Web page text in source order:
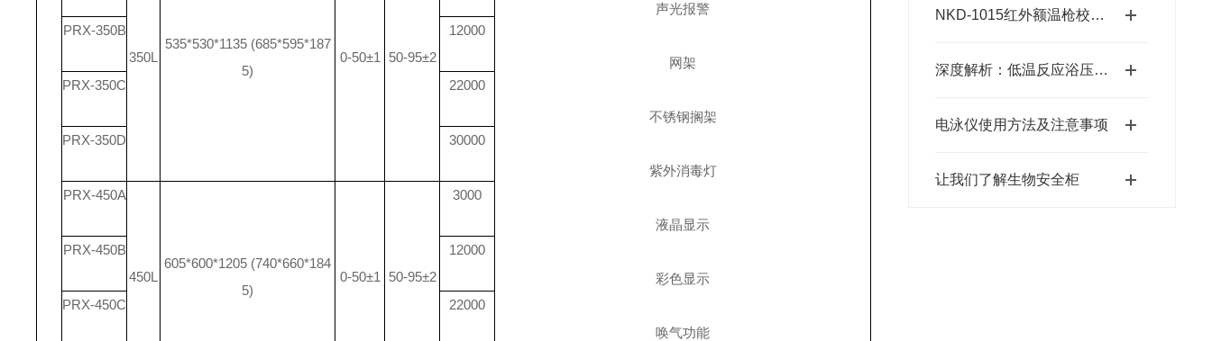
NKD-1015红外额温枪校准检测槽
深度解析：低温反应浴压缩机过热保护及常见故障排查
电泳仪使用方法及注意事项
让我们了解生物安全柜
声光报警
网架
不锈钢搁架
紫外消毒灯
液晶显示
彩色显示
唤气功能
350L
535*530*1135 (685*595*187
5)
0-50±1 50-95±2
PRX-350B 12000
PRX-350C 22000
PRX-350D 30000
PRX-450A
450L
605*600*1205 (740*660*184
5)
0-50±1 50-95±2
3000
PRX-450B 12000
PRX-450C 22000